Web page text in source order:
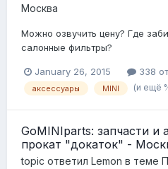
Москва
Можно озвучить цену? Где
салонные фильтры?
January 26, 2015 338
аксессуары MINI (и ещё
GoMINIparts: запчасти и
прокат "докаток" -
topic ответил Lemon в теме